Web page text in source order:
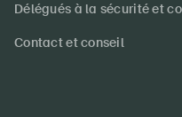
Délégués à la sécurité et
Contact et conseil